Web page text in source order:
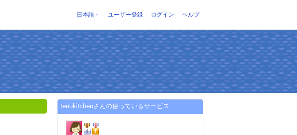
日本語 ユーザー登録 ログイン ヘルプ
tenukitchenさんの使っているサービス